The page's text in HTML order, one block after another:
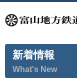
新着情報
What's New